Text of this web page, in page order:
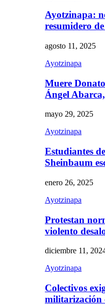
Ayotzinapa:
resumidero
agosto 11, 2025
Ayotzinapa
Muere
Ángel
mayo 29, 2025
Ayotzinapa
Estudiantes
Sheinbaum
enero 26, 2025
Ayotzinapa
Protestan
violento
diciembre 11,
Ayotzinapa
Colectivos